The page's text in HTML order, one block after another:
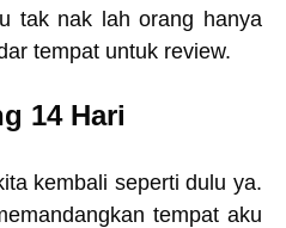
tak nak lah orang hanya
tempat untuk review.
14 Hari
kembali seperti dulu ya.
tempat aku